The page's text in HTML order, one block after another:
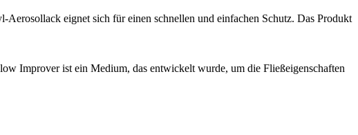
eignet sich für einen schnellen und einfachen Schutz. Das Produkt
Improver ist ein Medium, das entwickelt wurde, um die Fließeigenschaften